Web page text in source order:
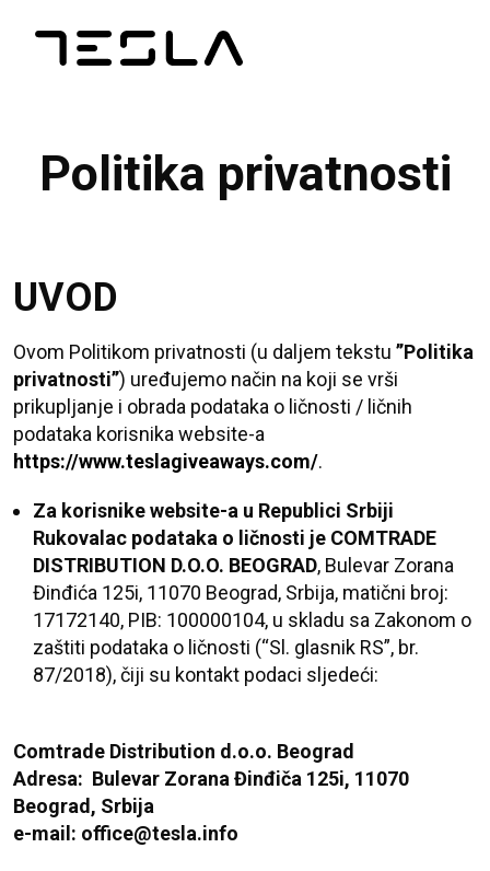
Politika privatnosti
UVOD
Ovom Politikom privatnosti (u daljem tekstu ’’Politika
privatnosti’’) uređujemo način na koji se vrši
prikupljanje i obrada podataka o ličnosti / ličnih
podataka korisnika website-a
https://www.teslagiveaways.com/.
Za korisnike website-a u Republici Srbiji
Rukovalac podataka o ličnosti je COMTRADE
DISTRIBUTION D.O.O. BEOGRAD, Bulevar Zorana
Đinđića 125i, 11070 Beograd, Srbija, matični broj:
17172140, PIB: 100000104, u skladu sa Zakonom o
zaštiti podataka o ličnosti (“Sl. glasnik RS”, br.
87/2018),čiji su kontakt podaci sljedeći:
Comtrade Distribution d.o.o. Beograd
Adresa: Bulevar Zorana Đinđiča 125i, 11070
Beograd, Srbija
e-mail: office@tesla.info